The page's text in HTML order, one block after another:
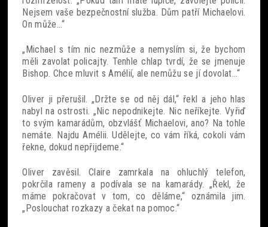
Nejsem vaše bezpečnostní služba. Dům patří Michaelovi.
On může…“
„Michael s tím nic nezmůže a nemyslím si, že bychom
měli zavolat policajty. Tenhle chlap tvrdí, že se jmenuje
Bishop. Chce mluvit s Amélií, ale nemůžu se jí dovolat…“
Oliver ji přerušil. „Držte se od něj dál,“ řekl a jeho hlas
nabyl na ostrosti. „Nic nepodnikejte. Nic neříkejte. Vyřiď
to svým kamarádům, obzvlášť Michaelovi, ano? Na tohle
nemáte. Najdu Amélii. Udělejte, co vám říká, cokoli vám
řekne, dokud nepřijdeme.“
Oliver zavěsil. Claire zamrkala na ohluchlý telefon,
pokrčila rameny a podívala se na kamarády. „Řekl, že
máme pokračovat v tom, co děláme,“ oznámila jim.
„Poslouchat rozkazy a čekat na pomoc.“